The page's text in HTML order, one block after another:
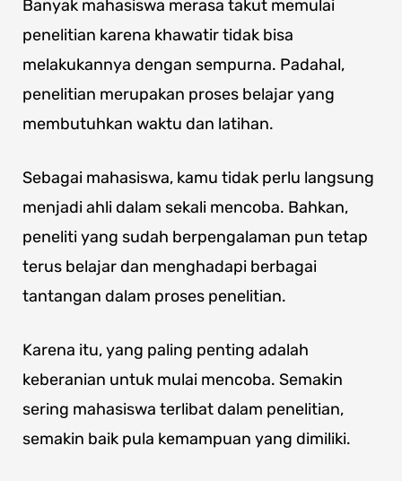
Banyak mahasiswa merasa takut memulai
penelitian karena khawatir tidak bisa
melakukannya dengan sempurna. Padahal,
penelitian merupakan proses belajar yang
membutuhkan waktu dan latihan.
Sebagai mahasiswa, kamu tidak perlu langsung
menjadi ahli dalam sekali mencoba. Bahkan,
peneliti yang sudah berpengalaman pun tetap
terus belajar dan menghadapi berbagai
tantangan dalam proses penelitian.
Karena itu, yang paling penting adalah
keberanian untuk mulai mencoba. Semakin
sering mahasiswa terlibat dalam penelitian,
semakin baik pula kemampuan yang dimiliki.